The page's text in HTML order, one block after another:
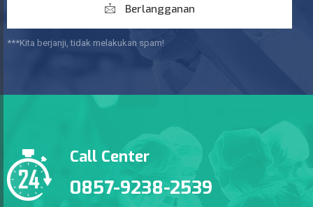
Berlangganan
***Kita berjanji, tidak melakukan spam!
Call Center
0857-9238-2539